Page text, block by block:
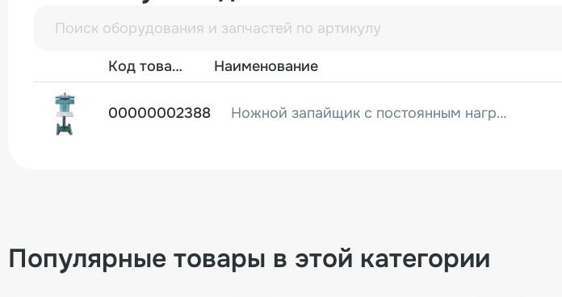
Код товара Наименование
00000002388 Ножной запайщик с постоянным нагревом PFS-300DD
Популярные товары в этой категории